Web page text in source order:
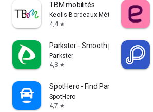
TBM mobilités
Keolis Bordeaux Métropole Mobilités
4,4 star
Parkster - Smooth parking
Parkster
4,3 star
SpotHero - Find Parking
SpotHero
4,7 star